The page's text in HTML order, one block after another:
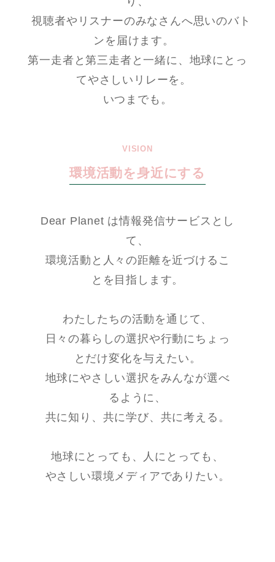
視聴者やリスナーのみなさんへ思いのバト
ンを届けます。
第一走者と第三走者と一緒に、地球にとっ
てやさしいリレーを。
いつまでも。
VISION
環境活動を身近にする
Dear Planet は情報発信サービスとし
て、
環境活動と人々の距離を近づけるこ
とを目指します。
わたしたちの活動を通じて、
日々の暮らしの選択や行動にちょっ
とだけ変化を与えたい。
地球にやさしい選択をみんなが選べ
るように、
共に知り、共に学び、共に考える。
地球にとっても、人にとっても、
やさしい環境メディアでありたい。